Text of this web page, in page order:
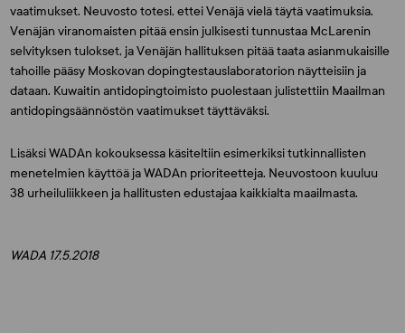
vaatimukset. Neuvosto totesi, ettei Venäjä vielä täytä vaatimuksia.
Venäjän viranomaisten pitää ensin julkisesti tunnustaa McLarenin
selvityksen tulokset, ja Venäjän hallituksen pitää taata asianmukaisille
tahoille pääsy Moskovan dopingtestauslaboratorion näytteisiin ja
dataan. Kuwaitin antidopingtoimisto puolestaan julistettiin Maailman
antidopingsäännöstön vaatimukset täyttäväksi.
Lisäksi WADAn kokouksessa käsiteltiin esimerkiksi tutkinnallisten
menetelmien käyttöä ja WADAn prioriteetteja. Neuvostoon kuuluu
38 urheiluliikkeen ja hallitusten edustajaa kaikkialta maailmasta.
WADA 17.5.2018